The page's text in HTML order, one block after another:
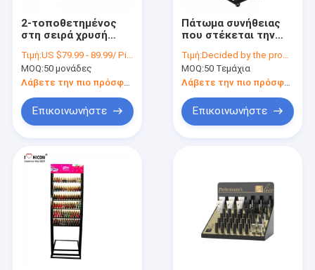
2-τοποθετημένος
στη σειρά χρυσή
καλλυντική μονάδα
επίδειξης
καταστημάτων
αντίθετη
Τιμή:US $79.99 - 89.99/ Piece
MOQ:50 μονάδες
Λάβετε την πιο πρόσφατη τιμή
Επικοινωνήστε
Πάτωμα συνήθειας
που στέκεται την
περιουσία στάσεων
επίδειξης για τη
λιανική πώληση
θέσεων πώλησης
Τιμή:Decided by the product specifications
MOQ:50 Τεμάχια
Επικοινωνήστε